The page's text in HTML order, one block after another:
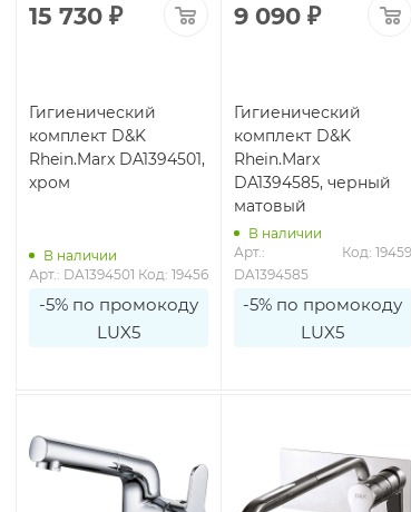
15 730 ₽
Гигиенический
комплект D&K
Rhein.Marx DA1394501,
хром
В наличии
Арт.: DA1394501 Код: 19456
-5% по промокоду
LUX5
9 090₽
Гигиенический
комплект D&K
Rhein.Marx
DA1394585, черный
матовый
В наличии
Арт.:
DA1394585
Код: 19459
-5% по промокоду
LUX5